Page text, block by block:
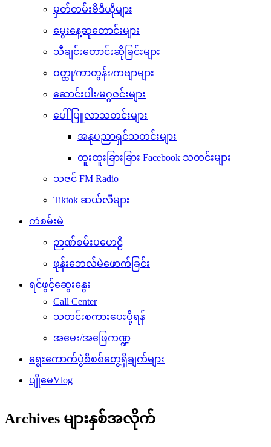
မှတ်တမ်းဗီဒီယိုများ
မွေးနေ့ဆုတောင်းများ
သီချင်းတောင်းဆိုခြင်းများ
ဝတ္ထု/ကာတွန်း/ကဗျာများ
ဆောင်းပါး/မဂ္ဂဇင်းများ
ပေါ်ပြူလာသတင်းများ
အနုပညာရှင်သတင်းများ
ထူးထူးခြားခြား Facebook သတင်းများ
သဇင် FM Radio
Tiktok ဆယ်လီများ
ကံစမ်းမဲ
ဉာဏ်စမ်းပဟေဠိ
ဖုန်းဘေလ်မဲဖောက်ခြင်း
ရင်ဖွင့်ဆွေးနွေး
Call Center
သတင်းစကားပေးပို့ရန်
အမေး/အဖြေကဏ္ဍ
ရွေးကောက်ပွဲစိစစ်တွေ့ရှိချက်များ
ပျိုမေVlog
Archives များနှစ်အလိုက်